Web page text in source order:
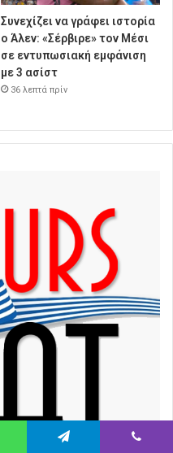
Συνεχίζει να γράφει ιστορία
ο Άλεν: «Σέρβιρε» τον Μέσι
σε εντυπωσιακή εμφάνιση
με 3 ασίστ
36 λεπτά πρίν